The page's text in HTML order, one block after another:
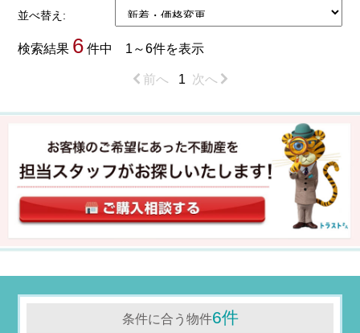
並べ替え:
検索結果 6 件中 1～6件を表示
前へ 1 次へ
条件に合う物件6件